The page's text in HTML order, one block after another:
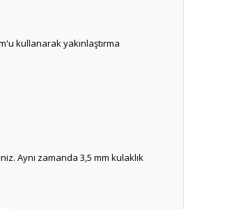
kullanarak yakınlaştırma
Aynı zamanda 3,5 mm kulaklık